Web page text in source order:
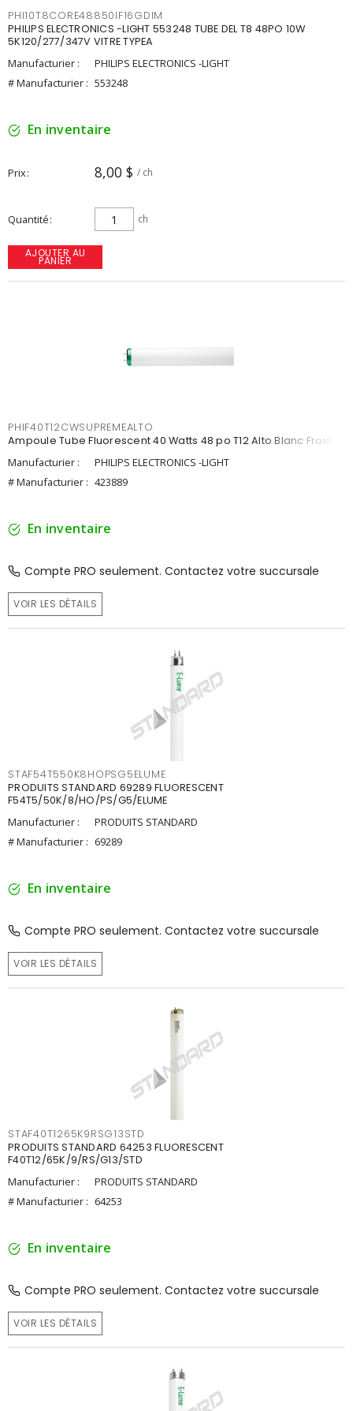
PHI10T8CORE48850IF16GDIM
PHILIPS ELECTRONICS -LIGHT 553248 TUBE DEL T8 48PO 10W
5K120/277/347V VITRE TYPEA
Manufacturier :
PHILIPS ELECTRONICS -LIGHT
# Manufacturier : 553248
En inventaire
Prix 8,00 $ / ch
Quantité ch
AJOUTER AU
PANIER
PHIF40T12CWSUPREMEALTO
Ampoule Tube Fluorescent 40 Watts 48 po T12 Alto Blanc Froid
Manufacturier :
PHILIPS ELECTRONICS -LIGHT
# Manufacturier : 423889
En inventaire
Compte PRO seulement. Contactez votre succursale
VOIR LES DÉTAILS
STAF54T550K8HOPSG5ELUME
PRODUITS STANDARD 69289 FLUORESCENT
F54T5/50K/8/HO/PS/G5/ELUME
Manufacturier :
PRODUITS STANDARD
# Manufacturier : 69289
En inventaire
Compte PRO seulement. Contactez votre succursale
VOIR LES DÉTAILS
STAF40T1265K9RSG13STD
PRODUITS STANDARD 64253 FLUORESCENT
F40T12/65K/9/RS/G13/STD
Manufacturier :
PRODUITS STANDARD
# Manufacturier : 64253
En inventaire
Compte PRO seulement. Contactez votre succursale
VOIR LES DÉTAILS